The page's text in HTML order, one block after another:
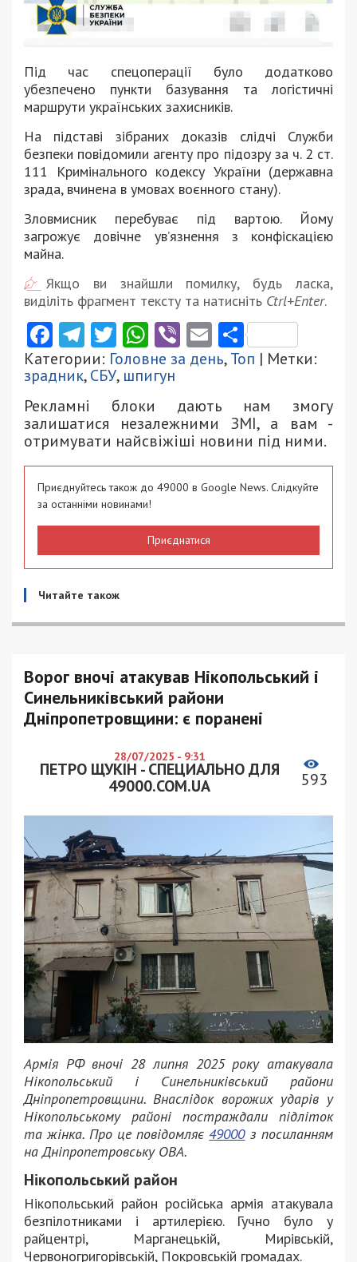
Під час спецоперації було додатково
убезпечено пункти базування та логістичні
маршрути українських захисників.
На підставі зібраних доказів слідчі Служби
безпеки повідомили агенту про підозру за ч. 2 ст.
111 Кримінального кодексу України (державна
зрада, вчинена в умовах воєнного стану).
Зловмисник перебуває під вартою. Йому
загрожує довічне ув’язнення з конфіскацією
майна.
Якщо ви знайшли помилку, будь ласка,
виділіть фрагмент тексту та натисніть Ctrl+Enter.
Facebook
Telegram
Twitter
WhatsApp
ViberEmail
Категории: Головне за день,Топ | Метки:
зрадник,СБУ, шпигун
Рекламні блоки дають нам змогу
залишатися незалежними ЗМІ, а вам -
отримувати найсвіжіші новини під ними.
Приєднуйтесь також до 49000 в Google News. Слідкуйте
за останніми новинами!
Приєднатися
Читайте також
Ворог вночі атакував Нікопольський і
Синельниківський райони
Дніпропетровщини: є поранені
28/07/2025 - 9:31
ПЕТРО ЩУКІН - СПЕЦИАЛЬНО ДЛЯ
49000.COM.UA
593
Армія РФ вночі 28 липня 2025 року атакувала
Нікопольський і Синельниківський райони
Дніпропетровщини. Внаслідок ворожих ударів у
Нікопольському районі постраждали підліток
та жінка. Про це повідомляє49000з посиланням
на Дніпропетровську ОВА.
Нікопольський район
Нікопольський район російська армія атакувала
безпілотниками і артилерією. Гучно було у
райцентрі, Марганецькій, Мирівській,
Червоногригорівській, Покровській громадах.